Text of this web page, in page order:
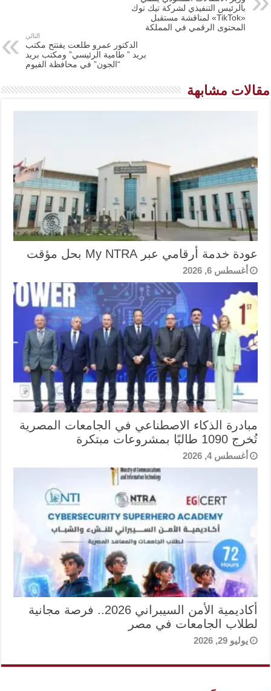
بالرئيس التنفيذي لشركة تيك توك
«TikTok» لمناقشة مستقبل
المحتوى الرقمي في المملكة
التالي
الدكتور عمرو طلعت يفتتح مكتب
بريد ” طامية الرئيسي” ومكتب بريد
“الجون” في محافظة الفيوم
مقالات مشابهة
عودة خدمة أرقامي عبر My NTRA بحل مؤقت
أغسطس 6, 2026
مبادرة الذكاء الاصطناعي في الجامعات المصرية
تُخرج 1090 طالبًا بمشروعات مبتكرة
أغسطس 4, 2026
أكاديمية الأمن السيبراني 2026.. فرصة مجانية
لطلاب الجامعات في مصر
يوليو 29, 2026